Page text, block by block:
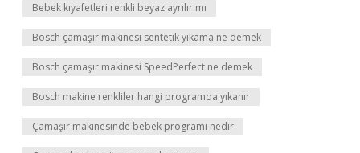
Bebek kıyafetleri renkli beyaz ayrılır mı
Bosch çamaşır makinesi sentetik yıkama ne demek
Bosch çamaşır makinesi SpeedPerfect ne demek
Bosch makine renkliler hangi programda yıkanır
Çamaşır makinesinde bebek programı nedir